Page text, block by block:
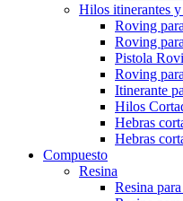
Hilos itinerantes
Roving
Roving
Pistola
Roving
Itinerante
Hilos
Hebras
Hebras
Compuesto
Resina
Resina